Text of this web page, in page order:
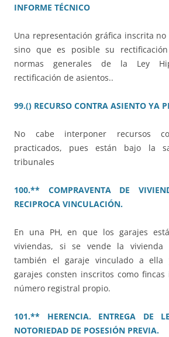
INFORME TÉCNICO
Una representación gráfica inscrita
sino que es posible su
normas generales de la Ley
rectificación de asientos..
99.() RECURSO CONTRA ASIENTO YA
No cabe interponer recursos
practicados, pues están bajo la
tribunales
100.** COMPRAVENTA DE
RECIPROCA VINCULACIÓN.
En una PH, en que los garajes
viviendas, si se vende la vivienda
también el garaje vinculado a ella
garajes consten inscritos como
número registral propio.
101.** HERENCIA. ENTREGA DE
NOTORIEDAD DE POSESIÓN PREVIA.